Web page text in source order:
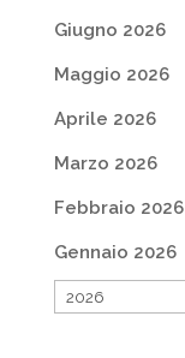
Giugno 2026
Maggio 2026
Aprile 2026
Marzo 2026
Febbraio 2026
Gennaio 2026